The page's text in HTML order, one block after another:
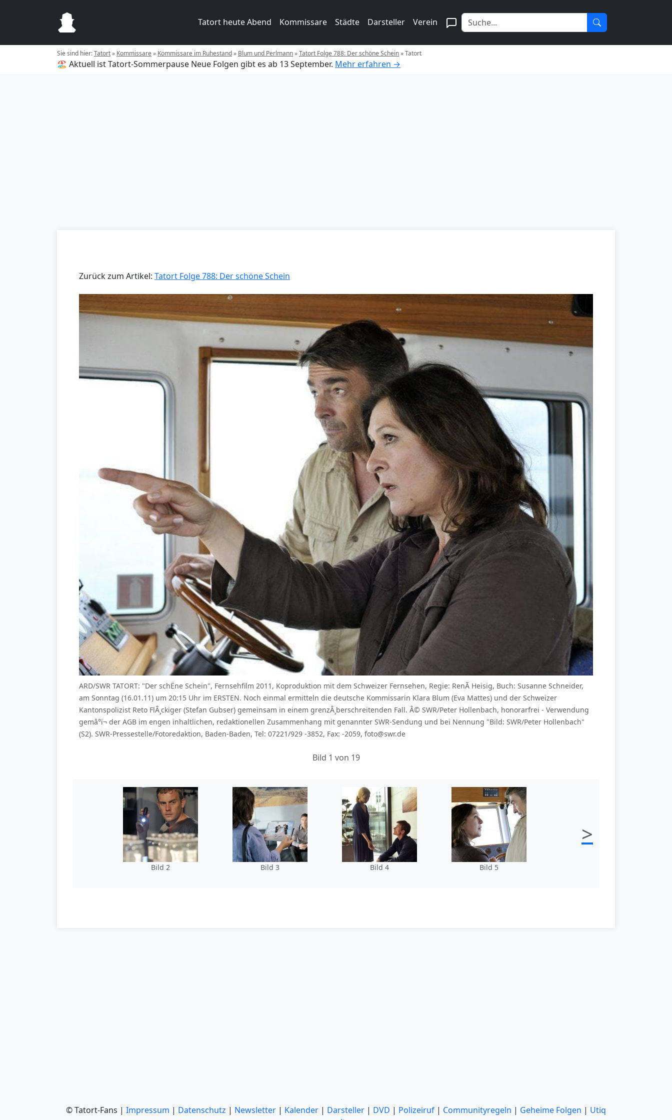
Tatort heute Abend Kommissare Städte Darsteller Verein
Sie sind hier:Tatort» Kommissare» Kommissare im Ruhestand» Blum und Perlmann»Tatort Folge 788: Der schöne Schein»Tatort
🏖️ Aktuell ist Tatort-Sommerpause Neue Folgen gibt es ab 13 September. Mehr erfahren →
Zurück zum Artikel: Tatort Folge 788: Der schöne Schein
ARD/SWR TATORT: "Der schËne Schein", Fernsehfilm 2011, Koproduktion mit dem Schweizer Fernsehen, Regie: RenÃ Heisig, Buch: Susanne Schneider,
am Sonntag (16.01.11) um 20:15 Uhr im ERSTEN. Noch einmal ermitteln die deutsche Kommissarin Klara Blum (Eva Mattes) und der Schweizer
Kantonspolizist Reto FlÂ¸ckiger (Stefan Gubser) gemeinsam in einem grenzÂ¸berschreitenden Fall. Â© SWR/Peter Hollenbach, honorarfrei - Verwendung
gemâ°ï¬ der AGB im engen inhaltlichen, redaktionellen Zusammenhang mit genannter SWR-Sendung und bei Nennung "Bild: SWR/Peter Hollenbach"
(S2). SWR-Pressestelle/Fotoredaktion, Baden-Baden, Tel: 07221/929 -3852, Fax: -2059, foto@swr.de
Bild 1 von 19
Bild 2 Bild 3 Bild 4 Bild 5
>
© Tatort-Fans | Impressum | Datenschutz | Newsletter | Kalender | Darsteller | DVD | Polizeiruf | Communityregeln | Geheime Folgen | Utiq